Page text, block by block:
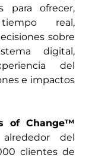
para ofrecer,
real,
sobre
digital,
del
e impactos
of Change™
del
clientes de